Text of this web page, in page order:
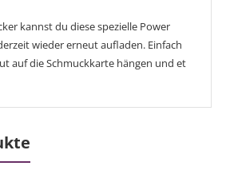
kannst du diese spezielle Power
wieder erneut aufladen. Einfach
auf die Schmuckkarte hängen und et